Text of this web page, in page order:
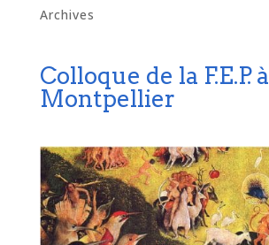
Archives
Colloque de la F.E.P. à
Montpellier